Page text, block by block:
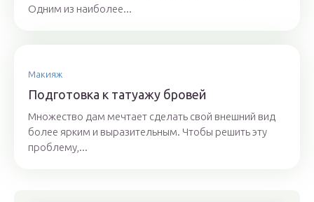
Одним из наиболее...
Макияж
Подготовка к татуажу бровей
Множество дам мечтает сделать свой внешний вид
более ярким и выразительным. Чтобы решить эту
проблему,...